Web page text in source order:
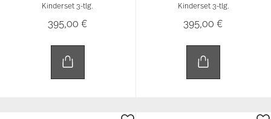
Kinderset 3-tlg.
395,00 €
Kinderset 3-tlg.
395,00 €